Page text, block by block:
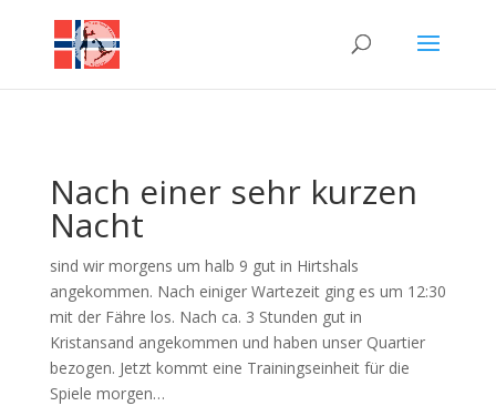
Nach einer sehr kurzen
Nacht
sind wir morgens um halb 9 gut in Hirtshals
angekommen. Nach einiger Wartezeit ging es um 12:30
mit der Fähre los. Nach ca. 3 Stunden gut in
Kristansand angekommen und haben unser Quartier
bezogen. Jetzt kommt eine Trainingseinheit für die
Spiele morgen…